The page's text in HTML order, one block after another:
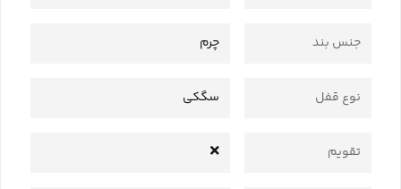
جنس بند چرم
نوع قفل سگکی
تقویم